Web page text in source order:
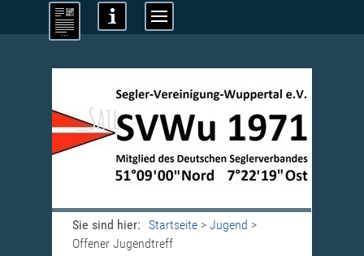
_Sail
Sie sind hier: Startseite > Jugend >
Offener Jugendtreff